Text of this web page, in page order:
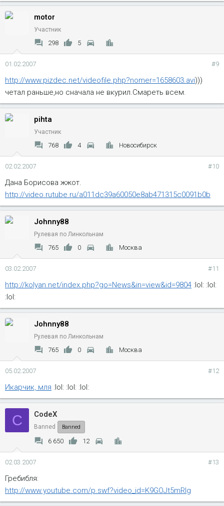
motor
Участник
298 5
01.02.2007 #9
http://www.pizdec.net/videofile.php?nomer=1658603.avi)))
четал раньше,но сначала не вкурил.Смареть всем.
pihta
Участник
768 4 Новосибирск
02.02.2007 #10
Дана Борисова жжот.
http://video.rutube.ru/a011dc39a60050e8ab471315c0091b0b
Johnny88
Рулевая по Линкольнам
765 0 Москва
03.02.2007 #11
http://kolyan.net/index.php?go=News&in=view&id=9804 :lol: :lol:
:lol:
Johnny88
Рулевая по Линкольнам
765 0 Москва
05.02.2007 #12
Икарчик, мля :lol: :lol: :lol:
C CodeX
Banned Banned
6 650 12
02.03.2007 #13
Гребибля:
http://www.youtube.com/p.swf?video_id=K9GOJt5mRIg